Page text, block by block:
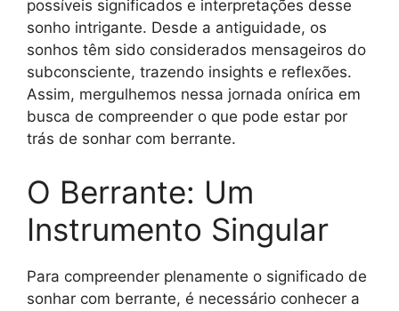
possíveis significados e interpretações desse
sonho intrigante. Desde a antiguidade, os
sonhos têm sido considerados mensageiros do
subconsciente, trazendo insights e reflexões.
Assim, mergulhemos nessa jornada onírica em
busca de compreender o que pode estar por
trás de sonhar com berrante.
O Berrante: Um
Instrumento Singular
Para compreender plenamente o significado de
sonhar com berrante, é necessário conhecer a